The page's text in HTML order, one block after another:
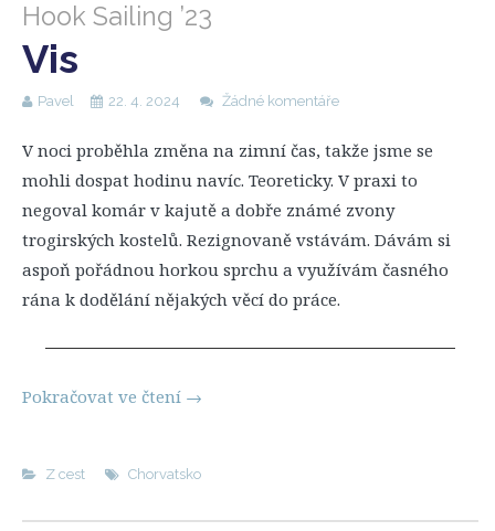
Hook Sailing ’23
Vis
Pavel 22. 4. 2024 Žádné komentáře
V noci proběhla změna na zimní čas, takže jsme se
mohli dospat hodinu navíc. Teoreticky. V praxi to
negoval komár v kajutě a dobře známé zvony
trogirských kostelů. Rezignovaně vstávám. Dávám si
aspoň pořádnou horkou sprchu a využívám časného
rána k dodělání nějakých věcí do práce.
Pokračovat ve čtení →
Z cest Chorvatsko